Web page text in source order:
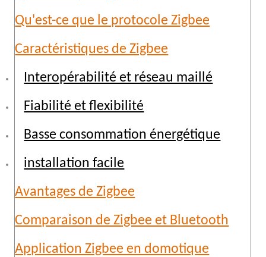
Qu'est-ce que le protocole Zigbee
Caractéristiques de Zigbee
Interopérabilité et réseau maillé
Fiabilité et flexibilité
Basse consommation énergétique
installation facile
Avantages de Zigbee
Comparaison de Zigbee et Bluetooth
Application Zigbee en domotique